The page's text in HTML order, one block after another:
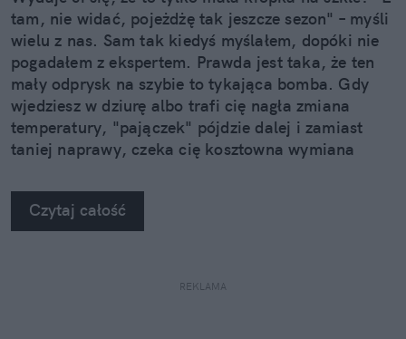
tam, nie widać, pojeżdżę tak jeszcze sezon" – myśli
wielu z nas. Sam tak kiedyś myślałem, dopóki nie
pogadałem z ekspertem. Prawda jest taka, że ten
mały odprysk na szybie to tykająca bomba. Gdy
wjedziesz w dziurę albo trafi cię nagła zmiana
temperatury, "pajączek" pójdzie dalej i zamiast
taniej naprawy, czeka cię kosztowna wymiana
na własne oczy zobaczyć, jak profesjonaliści radzą
sobie z takimi uszkodzeniami.
Czytaj całość
REKLAMA